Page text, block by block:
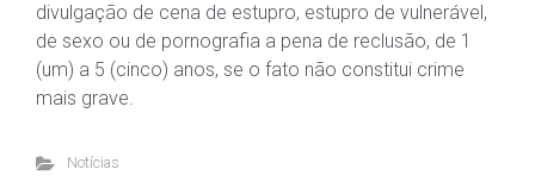
divulgação de cena de estupro, estupro de vulnerável,
de sexo ou de pornografia a pena de reclusão, de 1
(um) a 5 (cinco) anos, se o fato não constitui crime
mais grave.
Notícias